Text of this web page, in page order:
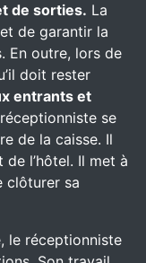
de sorties. La
de garantir la
En outre, lors de
doit rester
entrants et
se
de la caisse. Il
l’hôtel. Il met à
clôturer sa
le réceptionniste